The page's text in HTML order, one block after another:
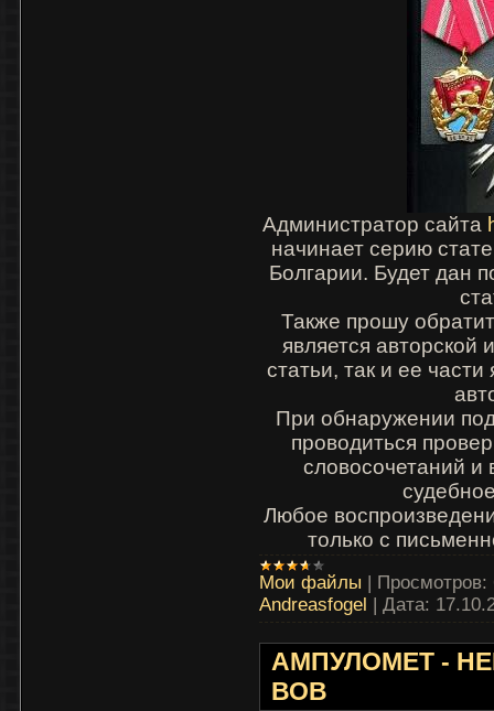
Администратор сайта
начинает серию
Болгарии. Будет дан
Также прошу
является авторской
статьи, так и ее
При обнаружении
проводиться
словосочетаний и
Любое
только с
Мои файлы | Просмотров:
Andreasfogel | Дата:
АМПУЛОМЕТ -
ВОВ